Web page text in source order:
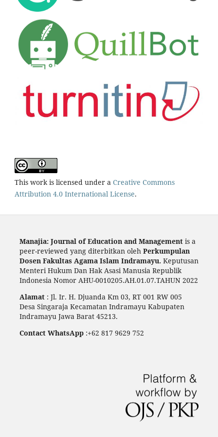
This work is licensed under a Creative Commons
Attribution 4.0 International License.
Manajia: Journal of Education and Managementis a
peer-reviewed yang diterbitkan oleh Perkumpulan
Dosen Fakultas Agama Islam Indramayu. Keputusan
Menteri Hukum Dan Hak Asasi Manusia Republik
Indonesia Nomor AHU-0010205.AH.01.07.TAHUN 2022
Alamat: Jl. Ir. H. Djuanda Km 03, RT 001 RW 005
Desa Singaraja Kecamatan Indramayu Kabupaten
Indramayu Jawa Barat 45213.
Contact WhatsApp:+62 817 9629 752